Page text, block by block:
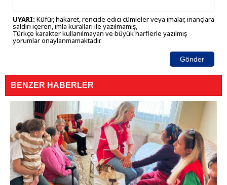
UYARI: Küfür, hakaret, rencide edici cümleler veya imalar, inançlara
saldırı içeren, imla kuralları ile yazılmamış,
Türkçe karakter kullanılmayan ve büyük harflerle yazılmış
yorumlar onaylanmamaktadır.
Gönder
BENZER HABERLER